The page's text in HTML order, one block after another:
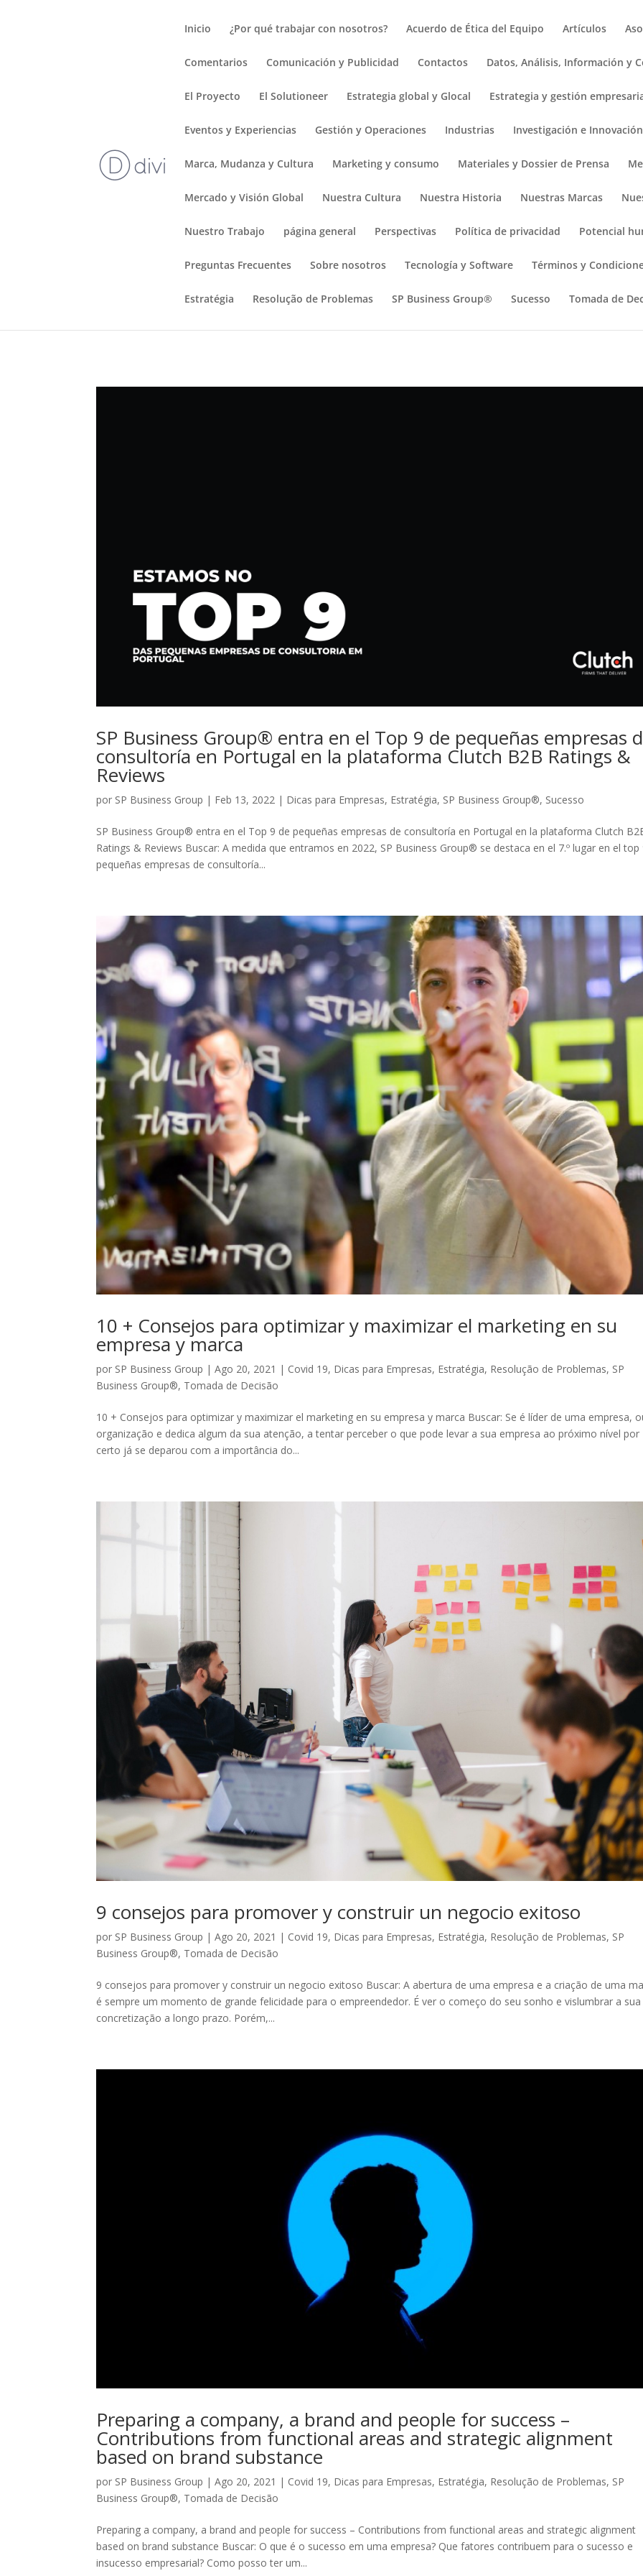
: Optional parameter $post_types declared before required parameter $location is implicitly treated as a required parameter
Inicio ¿Por qué trabajar con nosotros? Acuerdo de Ética del Equipo Artículos
Comentarios Comunicación y Publicidad Contactos Datos, Análisis, Información y
El Proyecto El Solutioneer Estrategia global y Glocal Estrategia y gestión
Eventos y Experiencias Gestión y Operaciones Industrias Investigación e Innovación
Marca, Mudanza y Cultura Marketing y consumo Materiales y Dossier de Prensa
Mercado y Visión Global Nuestra Cultura Nuestra Historia Nuestras Marcas
Nuestro Trabajo página general Perspectivas Política de privacidad Potencial
Preguntas Frecuentes Sobre nosotros Tecnología y Software Términos y
Estratégia Resolução de Problemas SP Business Group® Sucesso Tomada de
SP Business Group® entra en el Top 9 de pequeñas empresas
consultoría en Portugal en la plataforma Clutch B2B Ratings &
Reviews
por SP Business Group | Feb 13, 2022 | Dicas para Empresas, Estratégia, SP Business Group®, Sucesso
SP Business Group® entra en el Top 9 de pequeñas empresas de consultoría en Portugal en la plataforma Clutch
Ratings & Reviews Buscar: A medida que entramos en 2022, SP Business Group® se destaca en el 7.º lugar en el top
pequeñas empresas de consultoría...
10 + Consejos para optimizar y maximizar el marketing en su
empresa y marca
por SP Business Group |Ago 20, 2021 | Covid 19, Dicas para Empresas, Estratégia, Resolução de Problemas, SP
Business Group®, Tomada de Decisão
10 + Consejos para optimizar y maximizar el marketing en su empresa y marca Buscar: Se é líder de uma empresa,
organização e dedica algum da sua atenção, a tentar perceber o que pode levar a sua empresa ao próximo nível por
certo já se deparou com a importância do...
9 consejos para promover y construir un negocio exitoso
por SP Business Group |Ago 20, 2021 | Covid 19, Dicas para Empresas, Estratégia, Resolução de Problemas, SP
Business Group®, Tomada de Decisão
9 consejos para promover y construir un negocio exitoso Buscar: A abertura de uma empresa e a criação de uma
é sempre um momento de grande felicidade para o empreendedor. É ver o começo do seu sonho e vislumbrar a sua
concretização a longo prazo. Porém,...
Preparing a company, a brand and people for success –
Contributions from functional areas and strategic alignment
based on brand substance
por SP Business Group |Ago 20, 2021 | Covid 19, Dicas para Empresas, Estratégia, Resolução de Problemas, SP
Business Group®, Tomada de Decisão
Preparing a company, a brand and people for success – Contributions from functional areas and strategic alignment
based on brand substance Buscar: O que é o sucesso em uma empresa? Que fatores contribuem para o sucesso e
insucesso empresarial? Como posso ter um...